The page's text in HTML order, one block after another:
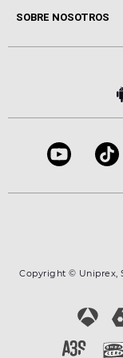
Locutores Europa
Cine y Televisión
Virales
SOBRE NOSOTROS
Bases de
Copyright © Uniprex,